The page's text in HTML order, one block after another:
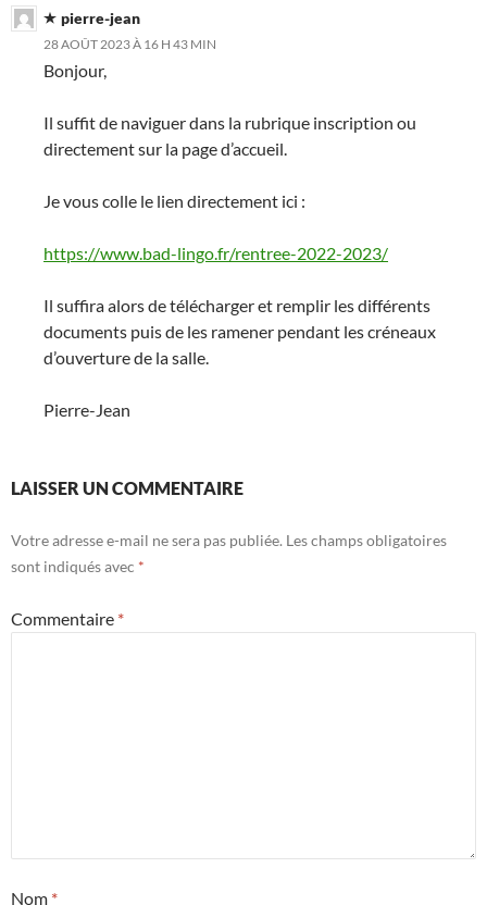
pierre-jean
28 AOÛT 2023 À 16 H 43 MIN
Bonjour,
Il suffit de naviguer dans la rubrique inscription ou
directement sur la page d’accueil.
Je vous colle le lien directement ici :
https://www.bad-lingo.fr/rentree-2022-2023/
Il suffira alors de télécharger et remplir les différents
documents puis de les ramener pendant les créneaux
d’ouverture de la salle.
Pierre-Jean
LAISSER UN COMMENTAIRE
Votre adresse e-mail ne sera pas publiée. Les champs obligatoires
sont indiqués avec *
Commentaire *
Nom *